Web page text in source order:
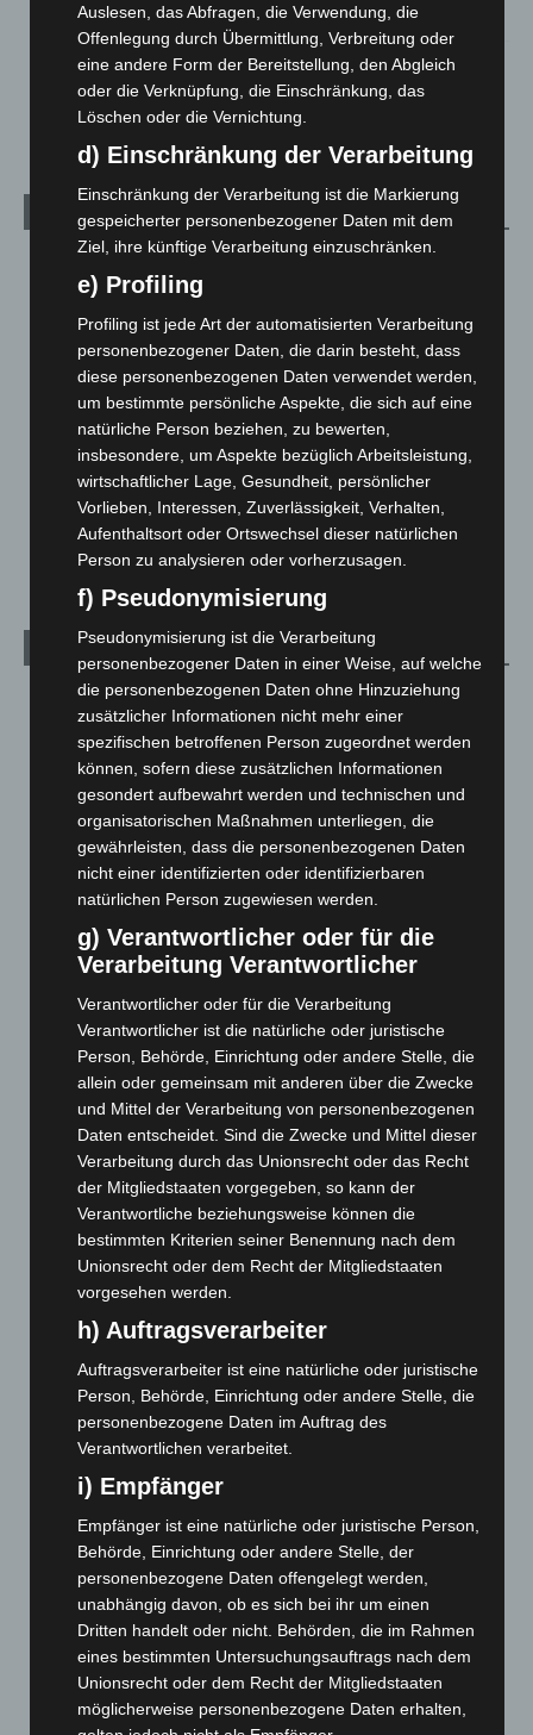
2. August 2026
Hannover Klassik Open Air 2026: Französische Oper im
Maschpark
2. August 2026
Corona-News
Hannover und Region
5.035
Langenhagen und Ortsteile
3.249
Leserbriefe
Menschen
Über uns
Veranstaltungen
Archiv
August 2026(10)
Juli 2026(73)
Juni 2026(139)
Mai 2026(99)
April 2026(99)
März 2026(115)
Januar 2026(122)
November 2025(114)
Oktober 2025(112)
September 2025(93)
August 2025(90)
Juli 2025(90)
Juni 2025(103)
Mai 2025(112)
April 2025(88)
März 2025
Februar 2025(96)
Januar 2025(88)
Dezember 2024(89)
November 2024(94)
Oktober 2024(93)
September 2024(112)
August 2024(107)
Juli 2024 (89)
Juni 2024(107)
Mai 2024(149)
April 2024 (102)
Auslesen, das Abfragen, die Verwendung, die
Offenlegung durch Übermittlung, Verbreitung oder
eine andere Form der Bereitstellung, den Abgleich
oder die Verknüpfung, die Einschränkung, das
Löschen oder die Vernichtung.
d) Einschränkung der Verarbeitung
Einschränkung der Verarbeitung ist die Markierung
gespeicherter personenbezogener Daten mit dem
Ziel, ihre künftige Verarbeitung einzuschränken.
e) Profiling
Profiling ist jede Art der automatisierten Verarbeitung
personenbezogener Daten, die darin besteht, dass
diese personenbezogenen Daten verwendet werden,
um bestimmte persönliche Aspekte, die sich auf eine
natürliche Person beziehen, zu bewerten,
insbesondere, um Aspekte bezüglich Arbeitsleistung,
wirtschaftlicher Lage, Gesundheit, persönlicher
Vorlieben, Interessen, Zuverlässigkeit, Verhalten,
Aufenthaltsort oder Ortswechsel dieser natürlichen
Person zu analysieren oder vorherzusagen.
f) Pseudonymisierung
Pseudonymisierung ist die Verarbeitung
personenbezogener Daten in einer Weise, auf welche
die personenbezogenen Daten ohne Hinzuziehung
zusätzlicher Informationen nicht mehr einer
spezifischen betroffenen Person zugeordnet werden
können, sofern diese zusätzlichen Informationen
gesondert aufbewahrt werden und technischen und
organisatorischen Maßnahmen unterliegen, die
gewährleisten, dass die personenbezogenen Daten
nicht einer identifizierten oder identifizierbaren
natürlichen Person zugewiesen werden.
g) Verantwortlicher oder für die
Verarbeitung Verantwortlicher
Verantwortlicher oder für die Verarbeitung
Verantwortlicher ist die natürliche oder juristische
Person, Behörde, Einrichtung oder andere Stelle, die
allein oder gemeinsam mit anderen über die Zwecke
und Mittel der Verarbeitung von personenbezogenen
Daten entscheidet. Sind die Zwecke und Mittel dieser
Verarbeitung durch das Unionsrecht oder das Recht
der Mitgliedstaaten vorgegeben, so kann der
Verantwortliche beziehungsweise können die
bestimmten Kriterien seiner Benennung nach dem
Unionsrecht oder dem Recht der Mitgliedstaaten
vorgesehen werden.
h) Auftragsverarbeiter
Auftragsverarbeiter ist eine natürliche oder juristische
Person, Behörde, Einrichtung oder andere Stelle, die
personenbezogene Daten im Auftrag des
Verantwortlichen verarbeitet.
i) Empfänger
Empfänger ist eine natürliche oder juristische Person,
Behörde, Einrichtung oder andere Stelle, der
personenbezogene Daten offengelegt werden,
unabhängig davon, ob es sich bei ihr um einen
Dritten handelt oder nicht. Behörden, die im Rahmen
eines bestimmten Untersuchungsauftrags nach dem
Unionsrecht oder dem Recht der Mitgliedstaaten
möglicherweise personenbezogene Daten erhalten,